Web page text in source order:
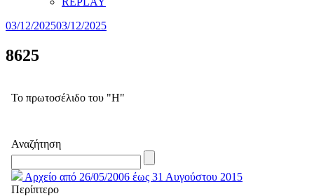
03/12/202503/12/2025
8625
Το πρωτοσέλιδο του "Η"
Αναζήτηση
Αρχείο από 26/05/2006 έως 31 Αυγούστου 2015
Περίπτερο